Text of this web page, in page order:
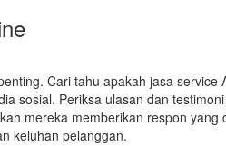
Cari tahu apakah jasa service
sosial. Periksa ulasan dan
mereka memberikan respon yang
keluhan pelanggan.